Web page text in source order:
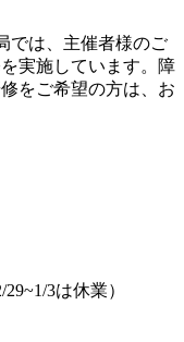
では、主催者様のご
実施しています。障
をご希望の方は、お
3は休業）